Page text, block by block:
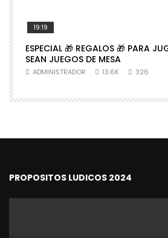
19:19
ESPECIAL 🎁 REGALOS 🎁 PARA
SEAN JUEGOS DE MESA
ADMINISTRADOR 13.6K 326
PROPOSITOS LUDICOS 2024